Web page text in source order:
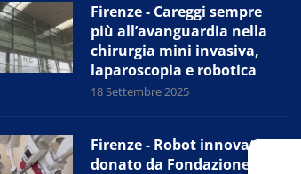
Firenze - Careggi sempre
più all’avanguardia nella
chirurgia mini invasiva,
laparoscopia e robotica
18 Settembre 2025
Firenze - Robot innovativo
donato da Fondazione CR